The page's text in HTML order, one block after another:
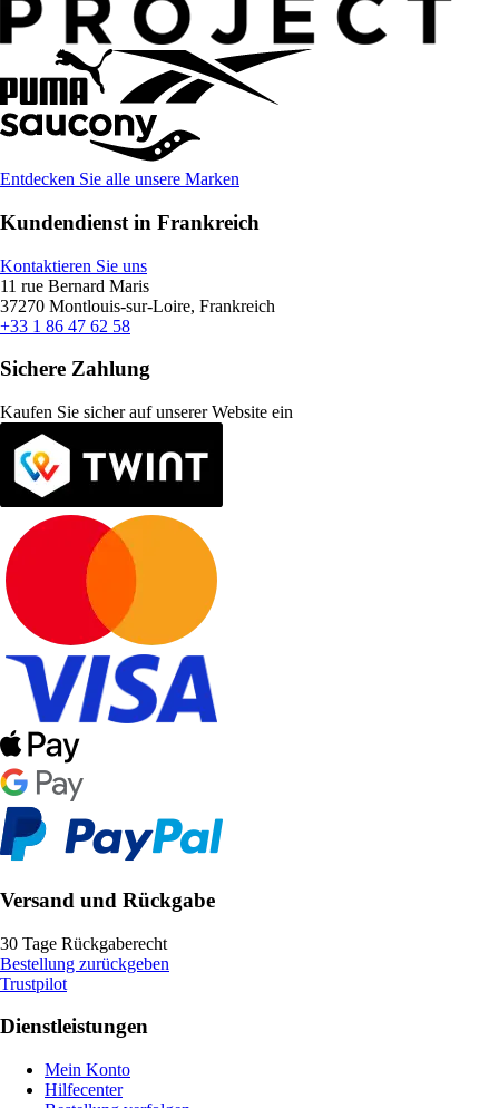
Entdecken Sie alle unsere Marken
Kundendienst in Frankreich
Kontaktieren Sie uns
11 rue Bernard Maris
37270 Montlouis-sur-Loire, Frankreich
+33 1 86 47 62 58
Sichere Zahlung
Kaufen Sie sicher auf unserer Website ein
Versand und Rückgabe
30 Tage Rückgaberecht
Bestellung zurückgeben
Trustpilot
Dienstleistungen
Mein Konto
Hilfecenter